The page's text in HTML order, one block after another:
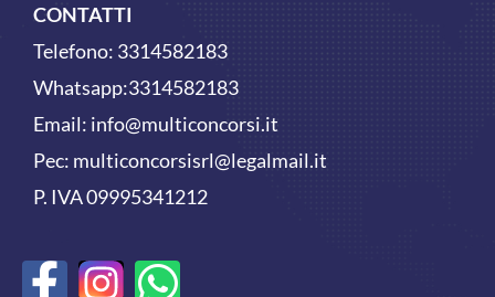
CONTATTI
Telefono: 3314582183
Whatsapp:3314582183
Email: info@multiconcorsi.it
Pec: multiconcorsisrl@legalmail.it
P. IVA 09995341212
F W